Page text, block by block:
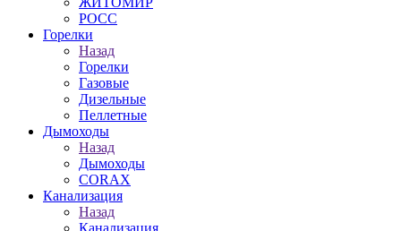
РОСС
Горелки
Назад
Горелки
Газовые
Дизельные
Пеллетные
Дымоходы
Назад
Дымоходы
CORAX
Канализация
Назад
Канализация